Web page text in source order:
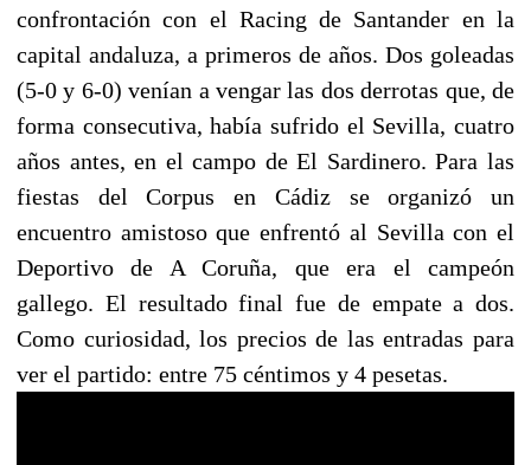
confrontación con el Racing de Santander en la
capital andaluza, a primeros de años. Dos goleadas
(5-0 y 6-0) venían a vengar las dos derrotas que, de
forma consecutiva, había sufrido el Sevilla, cuatro
años antes, en el campo de El Sardinero. Para las
fiestas del Corpus en Cádiz se organizó un
encuentro amistoso que enfrentó al Sevilla con el
Deportivo de A Coruña, que era el campeón
gallego. El resultado final fue de empate a dos.
Como curiosidad, los precios de las entradas para
ver el partido: entre 75 céntimos y 4 pesetas.